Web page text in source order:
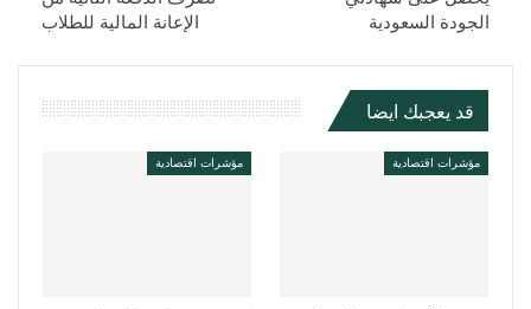
الجودة السعودية
الإعانة المالية للطلاب
قد يعجبك ايضا
مؤشرات اقتصادية مؤشرات اقتصادية